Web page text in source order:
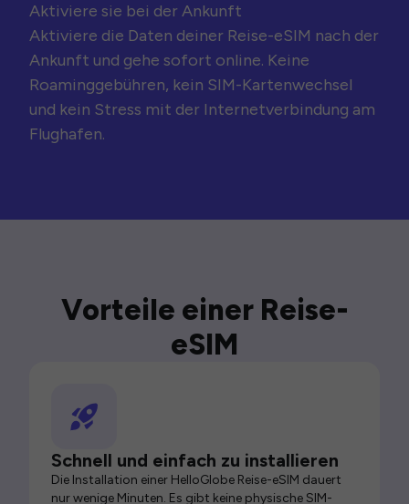
Aktiviere sie bei der Ankunft
Aktiviere die Daten deiner Reise-eSIM nach der
Ankunft und gehe sofort online. Keine
Roaminggebühren, kein SIM-Kartenwechsel
und kein Stress mit der Internetverbindung am
Flughafen.
Vorteile einer Reise-
eSIM
Schnell und einfach zu installieren
Die Installation einer HelloGlobe Reise-eSIM dauert
nur wenige Minuten. Es gibt keine physische SIM-